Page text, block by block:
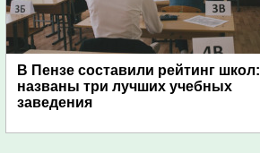
В Пензе составили рейтинг школ:
названы три лучших учебных
заведения